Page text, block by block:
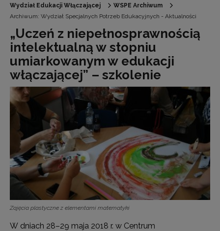
Wydział Edukacji Włączającej
WSPE Archiwum
Archiwum: Wydział Specjalnych Potrzeb Edukacyjnych - Aktualności
„Uczeń z niepełnosprawnością
intelektualną w stopniu
umiarkowanym w edukacji
włączającej” – szkolenie
Zajęcia plastyczne z elementami matematyki
W dniach 28–29 maja 2018 r. w Centrum